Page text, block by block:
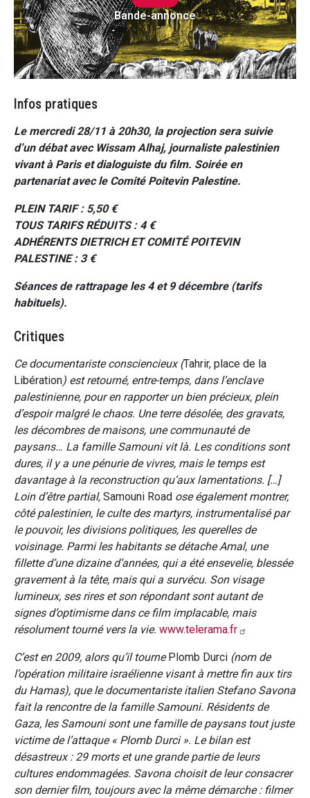
Bande-annonce
Infos pratiques
Le mercredi 28/11 à 20h30, la projection sera suivie
d’un débat avec Wissam Alhaj, journaliste palestinien
vivant à Paris et dialoguiste du film. Soirée en
partenariat avec le Comité Poitevin Palestine.
PLEIN TARIF : 5,50 €
TOUS TARIFS RÉDUITS : 4 €
ADHÉRENTS DIETRICH ET COMITÉ POITEVIN
PALESTINE : 3 €
Séances de rattrapage les 4 et 9 décembre (tarifs
habituels).
Critiques
Ce documentariste consciencieux (Tahrir, place de la
Libération) est retourné, entre-temps, dans l’enclave
palestinienne, pour en rapporter un bien précieux, plein
d’espoir malgré le chaos. Une terre désolée, des gravats,
les décombres de maisons, une communauté de
paysans… La famille Samouni vit là. Les conditions sont
dures, il y a une pénurie de vivres, mais le temps est
davantage à la reconstruction qu’aux lamentations. […]
Loin d’être partial, Samouni Road ose également montrer,
côté palestinien, le culte des martyrs, instrumentalisé par
le pouvoir, les divisions politiques, les querelles de
voisinage. Parmi les habitants se détache Amal, une
fillette d’une dizaine d’années, qui a été ensevelie, blessée
gravement à la tête, mais qui a survécu. Son visage
lumineux, ses rires et son répondant sont autant de
signes d’optimisme dans ce film implacable, mais
résolument tourné vers la vie. www.telerama.fr
C’est en 2009, alors qu’il tournePlomb Durci (nom de
l’opération militaire israélienne visant à mettre fin aux tirs
du Hamas), que le documentariste italien Stefano Savona
fait la rencontre de la famille Samouni. Résidents de
Gaza, les Samouni sont une famille de paysans tout juste
victime de l’attaque « Plomb Durci ». Le bilan est
désastreux : 29 morts et une grande partie de leurs
cultures endommagées. Savona choisit de leur consacrer
son dernier film, toujours avec la même démarche : filmer